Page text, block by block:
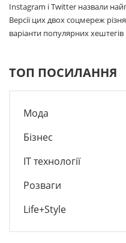
Instagram і Twitter назвали
Версії цих двох соцмереж
варіанти популярних
ТОП ПОСИЛАННЯ
Мода
Бізнес
IT технології
Розваги
Life+Style